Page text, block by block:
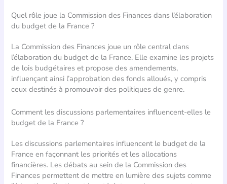
Quel rôle joue la Commission des Finances dans l’élaboration
du budget de la France ?
La Commission des Finances joue un rôle central dans
l’élaboration du budget de la France. Elle examine les projets
de lois budgétaires et propose des amendements,
influençant ainsi l’approbation des fonds alloués, y compris
ceux destinés à promouvoir des politiques de genre.
Comment les discussions parlementaires influencent-elles le
budget de la France ?
Les discussions parlementaires influencent le budget de la
France en façonnant les priorités et les allocations
financières. Les débats au sein de la Commission des
Finances permettent de mettre en lumière des sujets comme